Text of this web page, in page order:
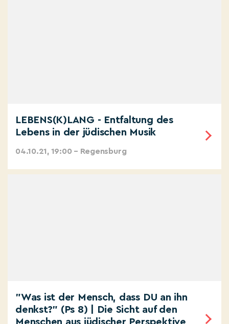
LEBENS(K)LANG - Entfaltung des
Lebens in der jüdischen Musik
04.10.21, 19:00 – Regensburg
"Was ist der Mensch, dass DU an ihn
denkst?" (Ps 8) | Die Sicht auf den
Menschen aus jüdischer Perspektive